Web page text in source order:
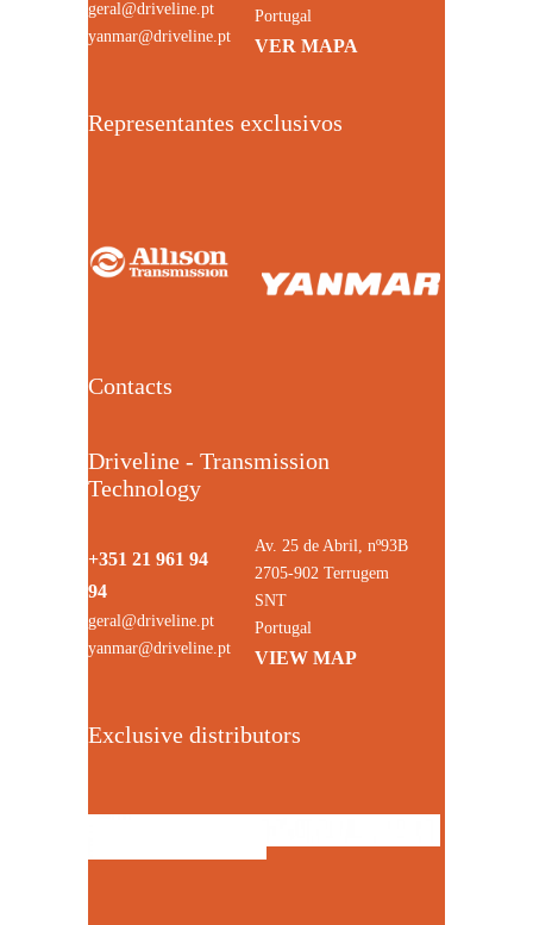
geral@driveline.pt
yanmar@driveline.pt
Portugal
VER MAPA
Representantes exclusivos
Contacts
Driveline - Transmission
Technology
+351 21 961 94
94
geral@driveline.pt
yanmar@driveline.pt
Av. 25 de Abril, nº93B
2705-902 Terrugem
SNT
Portugal
VIEW MAP
Exclusive distributors